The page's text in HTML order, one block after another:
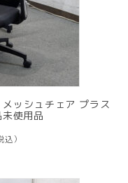
ッシュチェア プラス
使用品
込）